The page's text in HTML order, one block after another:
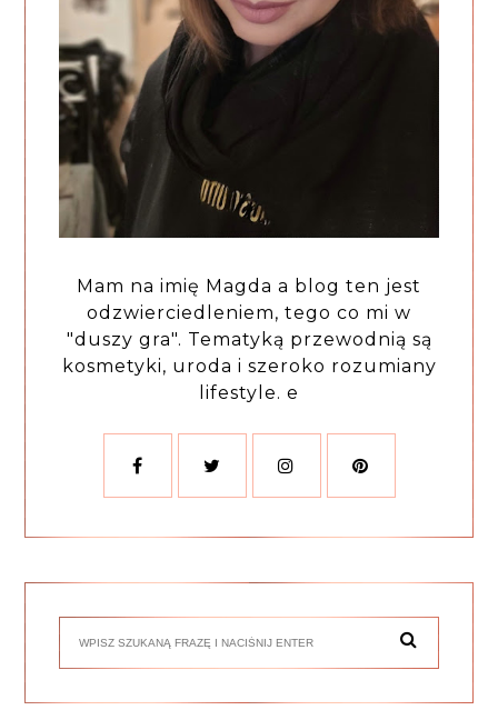
Mam na imię Magda a blog ten jest
odzwierciedleniem, tego co mi w
"duszy gra". Tematyką przewodnią są
kosmetyki, uroda i szeroko rozumiany
lifestyle. e